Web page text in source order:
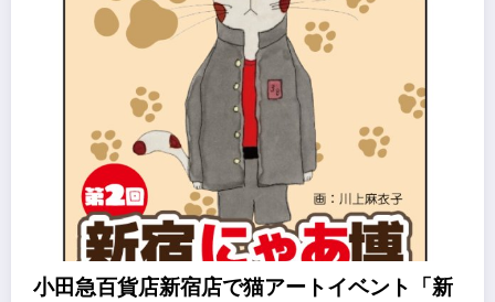
小田急百貨店新宿店で猫アートイベント「新